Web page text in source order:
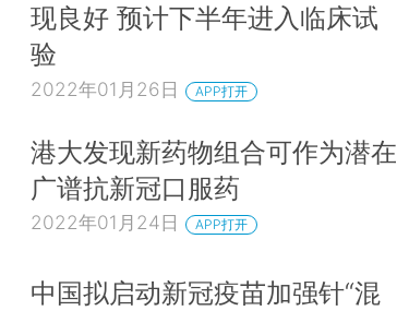
现良好 预计下半年进入临床试
验
2022年01月26日 APP打开
港大发现新药物组合可作为潜在
广谱抗新冠口服药
2022年01月24日 APP打开
中国拟启动新冠疫苗加强针“混